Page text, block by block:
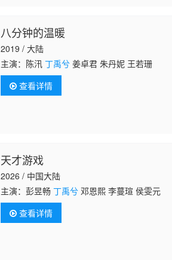
八分钟的温暖
2019 / 大陆
主演：陈汛 丁禹兮姜卓君 朱丹妮 王若珊
查看详情
天才游戏
2026 / 中国大陆
主演：彭昱畅 丁禹兮邓恩熙 李蔓瑄 侯雯元
查看详情